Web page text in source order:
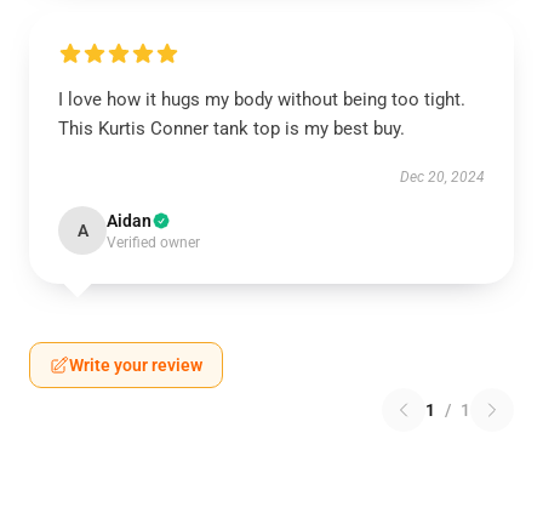
I love how it hugs my body without being too tight.
This Kurtis Conner tank top is my best buy.
Dec 20, 2024
A Aidan
Verified owner
Write your review
1 / 1